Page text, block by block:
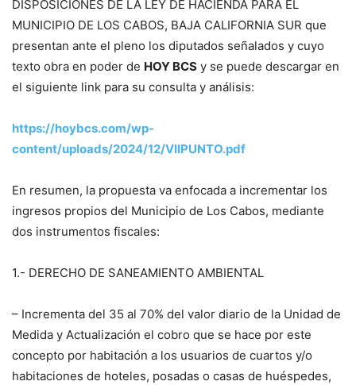
DISPOSICIONES DE LA LEY DE HACIENDA PARA EL
MUNICIPIO DE LOS CABOS, BAJA CALIFORNIA SUR que
presentan ante el pleno los diputados señalados y cuyo
texto obra en poder de HOY BCS y se puede descargar en
el siguiente link para su consulta y análisis:
https://hoybcs.com/wp-
content/uploads/2024/12/VIIPUNTO.pdf
En resumen, la propuesta va enfocada a incrementar los
ingresos propios del Municipio de Los Cabos, mediante
dos instrumentos fiscales:
1.- DERECHO DE SANEAMIENTO AMBIENTAL
– Incrementa del 35 al 70% del valor diario de la Unidad de
Medida y Actualización el cobro que se hace por este
concepto por habitación a los usuarios de cuartos y/o
habitaciones de hoteles, posadas o casas de huéspedes,